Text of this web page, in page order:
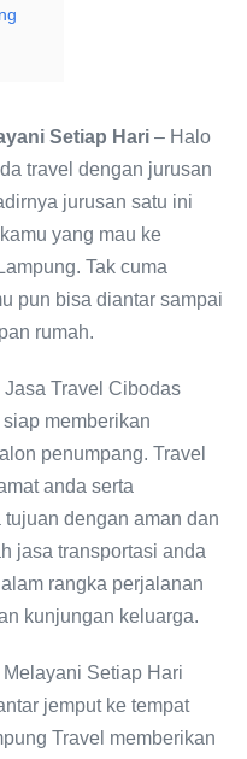
Setiap Hari – Halo
travel dengan jurusan
jurusan satu ini
yang mau ke
Tak cuma
pun bisa diantar sampai
rumah.
Jasa Travel Cibodas
memberikan
penumpang. Travel
anda serta
dengan aman dan
jasa transportasi anda
rangka perjalanan
kunjungan keluarga.
Setiap Hari
jemput ke tempat
Travel memberikan